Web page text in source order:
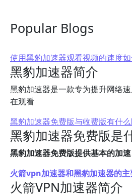
Popular Blogs
使用黑豹加速器观看视频的速度如
黑豹加速器简介
黑豹加速器是一款专为提升网络
在观看
黑豹加速器免费版与收费版有什么
黑豹加速器免费版是
黑豹加速器免费版提供基本的加速
火箭vpn加速器和黑豹加速器的主
火箭VPN加速器简介